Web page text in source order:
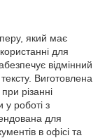
який має
для
відмінний
тексту. Виготовлена
різанні
у роботі з
для
в офісі та